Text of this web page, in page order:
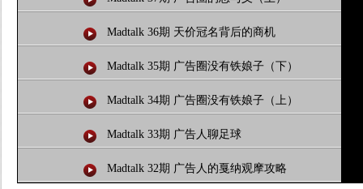
Madtalk 36期 天价冠名背后的商机
Madtalk 35期 广告圈没有铁娘子（下）
Madtalk 34期 广告圈没有铁娘子（上）
Madtalk 33期 广告人聊足球
Madtalk 32期 广告人的戛纳观摩攻略